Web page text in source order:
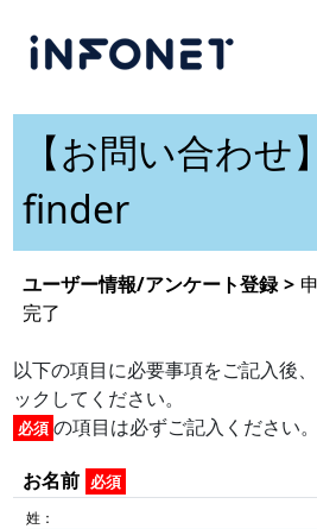
【お問い合わせ
finder
ユーザー情報/アンケート登録 >
完了
以下の項目に必要事項をご記入後
ックしてください。
必須 の項目は必ずご記入ください。
お名前 必須
姓：